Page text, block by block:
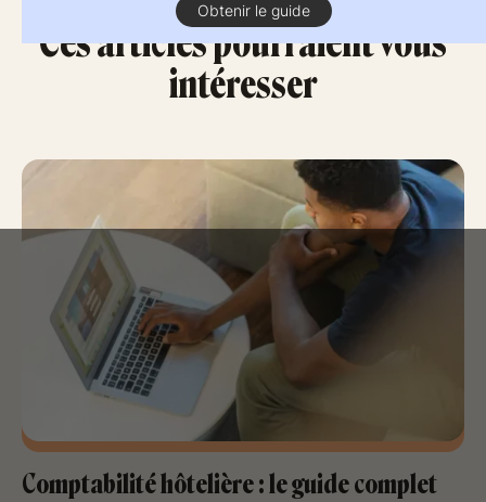
Obtenir le guide
Ces articles pourraient vous
intéresser
Comptabilité hôtelière : le guide complet